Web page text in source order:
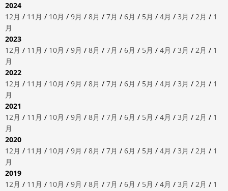
2024
12月 / 11月 / 10月 / 9月 / 8月 / 7月 / 6月 / 5月 / 4月 / 3月 / 2月 / 1
月
2023
12月 / 11月 / 10月 / 9月 / 8月 / 7月 / 6月 / 5月 / 4月 / 3月 / 2月 / 1
月
2022
12月 / 11月 / 10月 / 9月 / 8月 / 7月 / 6月 / 5月 / 4月 / 3月 / 2月 / 1
月
2021
12月 / 11月 / 10月 / 9月 / 8月 / 7月 / 6月 / 5月 / 4月 / 3月 / 2月 / 1
月
2020
12月 / 11月 / 10月 / 9月 / 8月 / 7月 / 6月 / 5月 / 4月 / 3月 / 2月 / 1
月
2019
12月 / 11月 / 10月 / 9月 / 8月 / 7月 / 6月 / 5月 / 4月 / 3月 / 2月 / 1